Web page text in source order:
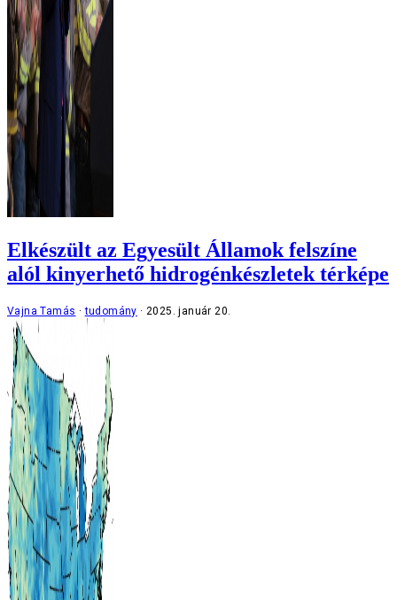
Elkészült az Egyesült Államok felszíne
alól kinyerhető hidrogénkészletek térképe
Vajna Tamás tudomány 2025. január 20.